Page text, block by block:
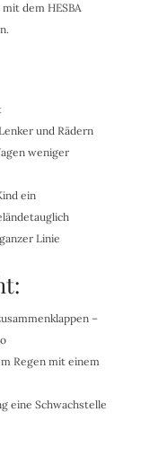
dem HESBA
und Rädern
weniger
ein
Linie
–
Regen mit einem
eine Schwachstelle